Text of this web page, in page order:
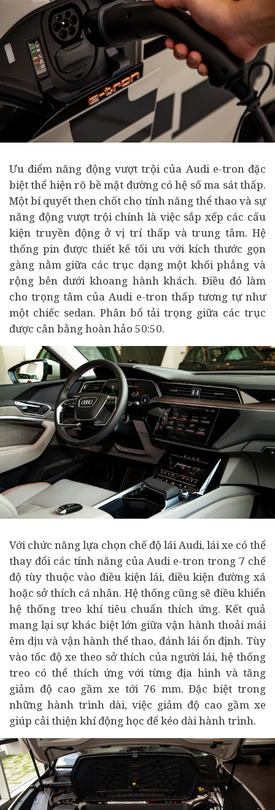
Ưu điểm năng động vượt trội của Audi e-tron đặc
biệt thể hiện rõ bề mặt đường có hệ số ma sát thấp.
Một bí quyết then chốt cho tính năng thể thao và sự
năng động vượt trội chính là việc sắp xếp các cấu
kiện truyền động ở vị trí thấp và trung tâm. Hệ
thống pin được thiết kế tối ưu với kích thước gọn
gàng nằm giữa các trục dạng một khối phẳng và
rộng bên dưới khoang hành khách. Điều đó làm
cho trọng tâm của Audi e-tron thấp tương tự như
một chiếc sedan. Phân bổ tải trọng giữa các trục
được cân bằng hoàn hảo 50:50.
Với chức năng lựa chọn chế độ lái Audi, lái xe có thể
thay đổi các tính năng của Audi e-tron trong 7 chế
độ tùy thuộc vào điều kiện lái, điều kiện đường xá
hoặc sở thích cá nhân. Hệ thống cũng sẽ điều khiển
hệ thống treo khí tiêu chuẩn thích ứng. Kết quả
mang lại sự khác biệt lớn giữa vận hành thoải mái
êm dịu và vận hành thể thao, đánh lái ổn định. Tùy
vào tốc độ xe theo sở thích của người lái, hệ thống
treo có thể thích ứng với từng địa hình và tăng
giảm độ cao gầm xe tới 76 mm. Đặc biệt trong
những hành trình dài, việc giảm độ cao gầm xe
giúp cải thiện khí động học để kéo dài hành trình.